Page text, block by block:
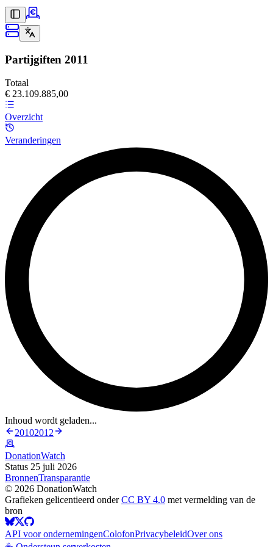
Partijgiften 2011
Totaal
€ 23.109.885,00
Overzicht
Veranderingen
Inhoud wordt geladen...
20102012
DonationWatch
Status 25 juli 2026
BronnenTransparantie
© 2026 DonationWatch
Grafieken gelicentieerd onderCC BY 4.0 met vermelding van de
bron
API voor ondernemingenColofonPrivacybeleidOver ons